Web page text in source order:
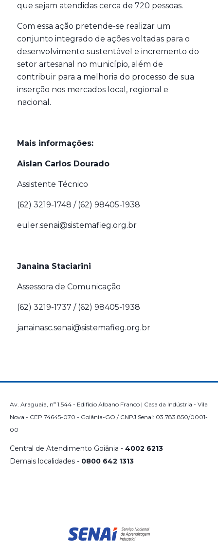
que sejam atendidas cerca de 720 pessoas.
Com essa ação pretende-se realizar um
conjunto integrado de ações voltadas para o
desenvolvimento sustentável e incremento do
setor artesanal no município, além de
contribuir para a melhoria do processo de sua
inserção nos mercados local, regional e
nacional.
Mais informações:
Aislan Carlos Dourado
Assistente Técnico
(62) 3219-1748 / (62) 98405-1938
euler.senai@sistemafieg.org.br
Janaina Staciarini
Assessora de Comunicação
(62) 3219-1737 / (62) 98405-1938
janainasc.senai@sistemafieg.org.br
Av. Araguaia, nº 1.544 - Edifício Albano Franco | Casa da Indústria - Vila
Nova - CEP 74645-070 - Goiânia-GO / CNPJ Senai: 03.783.850/0001-
00
Central de Atendimento Goiânia - 4002 6213
Demais localidades - 0800 642 1313